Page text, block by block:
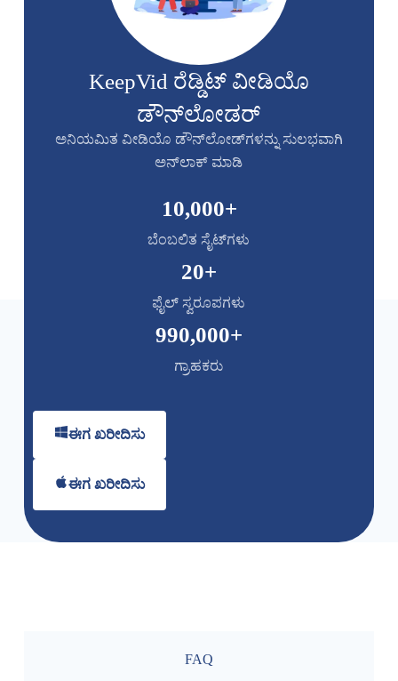
KeepVid ರೆಡ್ಡಿಟ್ ವೀಡಿಯೊ
ಡೌನ್‌ಲೋಡರ್
ಅನಿಯಮಿತ ವೀಡಿಯೊ ಡೌನ್‌ಲೋಡ್‌ಗಳನ್ನು ಸುಲಭವಾಗಿ
ಅನ್‌ಲಾಕ್ ಮಾಡಿ
ಬೆಂಬಲಿತ ಸೈಟ್‌ಗಳು
10,000+
ಫೈಲ್ ಸ್ವರೂಪಗಳು
20+
ಗ್ರಾಹಕರು
990,000+
ಈಗ ಖರೀದಿಸು
ಈಗ ಖರೀದಿಸು
FAQ